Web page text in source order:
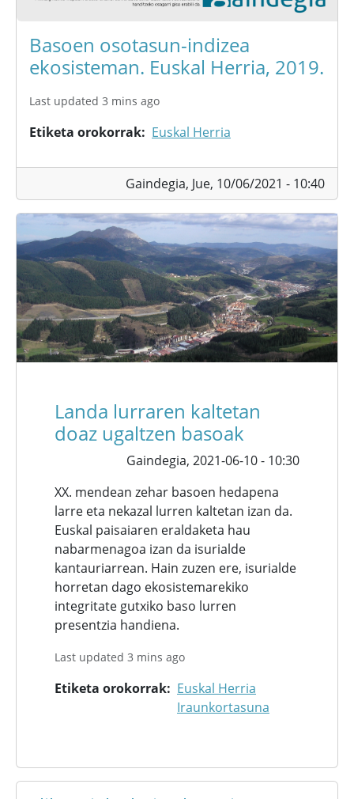
Basoen osotasun-indizea
ekosisteman. Euskal Herria, 2019.
Last updated 3 mins ago
Etiketa orokorrak Euskal Herria
Gaindegia, Jue, 10/06/2021 - 10:40
Landa lurraren kaltetan
doaz ugaltzen basoak
Gaindegia, 2021-06-10 - 10:30
XX. mendean zehar basoen hedapena
larre eta nekazal lurren kaltetan izan da.
Euskal paisaiaren eraldaketa hau
nabarmenagoa izan da isurialde
kantauriarrean. Hain zuzen ere, isurialde
horretan dago ekosistemarekiko
integritate gutxiko baso lurren
presentzia handiena.
Last updated 3 mins ago
Etiketa orokorrak
Euskal Herria
Iraunkortasuna